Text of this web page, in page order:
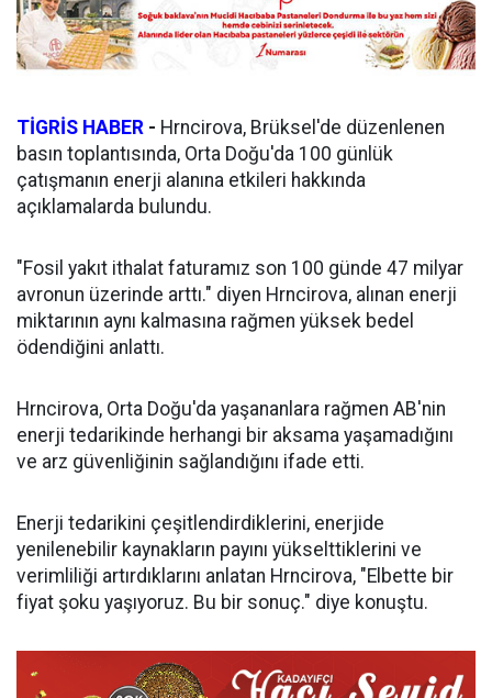
TİGRİS HABER - Hrncirova, Brüksel'de düzenlenen
basın toplantısında, Orta Doğu'da 100 günlük
çatışmanın enerji alanına etkileri hakkında
açıklamalarda bulundu.
"Fosil yakıt ithalat faturamız son 100 günde 47 milyar
avronun üzerinde arttı." diyen Hrncirova, alınan enerji
miktarının aynı kalmasına rağmen yüksek bedel
ödendiğini anlattı.
Hrncirova, Orta Doğu'da yaşananlara rağmen AB'nin
enerji tedarikinde herhangi bir aksama yaşamadığını
ve arz güvenliğinin sağlandığını ifade etti.
Enerji tedarikini çeşitlendirdiklerini, enerjide
yenilenebilir kaynakların payını yükselttiklerini ve
verimliliği artırdıklarını anlatan Hrncirova, "Elbette bir
fiyat şoku yaşıyoruz. Bu bir sonuç." diye konuştu.